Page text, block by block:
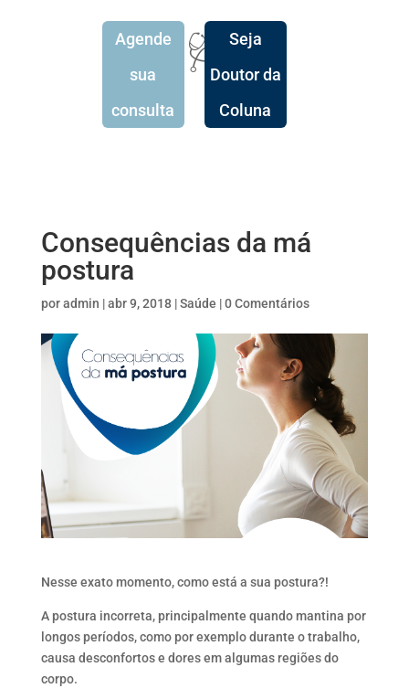
Agende
sua
consulta
🩺
Seja
Doutor da
Coluna
Consequências da má
postura
poradmin |abr 9, 2018|Saúde |0 Comentários
Nesse exato momento, como está a sua postura?!
A postura incorreta, principalmente quando mantina por
longos períodos, como por exemplo durante o trabalho,
causa desconfortos e dores em algumas regiões do
corpo.